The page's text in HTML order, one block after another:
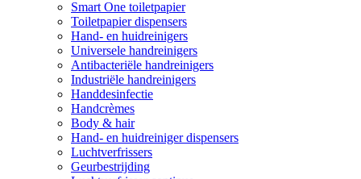
Smart One toiletpapier
Toiletpapier dispensers
Hand- en huidreinigers
Universele handreinigers
Antibacteriële handreinigers
Industriële handreinigers
Handdesinfectie
Handcrèmes
Body & hair
Hand- en huidreiniger dispensers
Luchtverfrissers
Geurbestrijding